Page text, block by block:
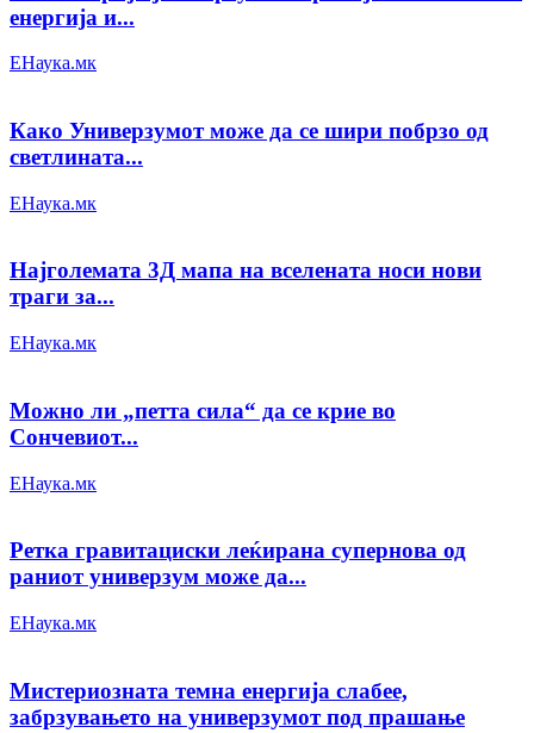
енергија и...
ЕНаука.мк
Како Универзумот може да се шири побрзо од
светлината...
ЕНаука.мк
Најголемата 3Д мапа на вселената носи нови
траги за...
ЕНаука.мк
Можно ли „петта сила“ да се крие во
Сончевиот...
ЕНаука.мк
Ретка гравитациски леќирана супернова од
раниот универзум може да...
ЕНаука.мк
Мистериозната темна енергија слабее,
забрзувањето на универзумот под прашање